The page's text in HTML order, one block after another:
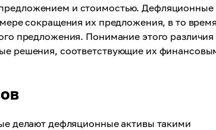
и стоимостью. Дефляционные
сокращения их предложения, в то
предложения. Понимание этого различия
решения, соответствующие их
делают дефляционные активы такими